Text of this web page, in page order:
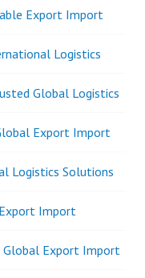
Export Import
Logistics
Global Logistics
Export Import
Logistics Solutions
Import
Global Export Import